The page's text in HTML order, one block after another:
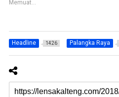
k
a
g
i
a
a
T
w
t
k
a
g
i
a
F
a
c
Memuat...
Headline 1426 Palangka Raya